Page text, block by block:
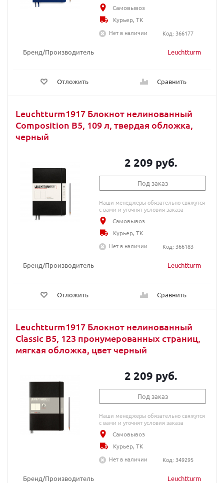
Бренд/Производитель Leuchtturm
Отложить Сравнить
Самовывоз
Курьер, ТК
Нет в наличии
Код: 366177
Leuchtturm1917 Блокнот нелинованный
Composition B5, 109 л, твердая обложка,
черный
Бренд/Производитель Leuchtturm
Отложить Сравнить
2 209 руб.
Под заказ
Наши менеджеры обязательно свяжутся
с вами и уточнят условия заказа
Самовывоз
Курьер, ТК
Нет в наличии
Код: 366183
Leuchtturm1917 Блокнот нелинованный
Classic B5, 123 пронумерованных страниц,
мягкая обложка, цвет черный
Бренд/Производитель Leuchtturm
2 209 руб.
Под заказ
Наши менеджеры обязательно свяжутся
с вами и уточнят условия заказа
Самовывоз
Курьер, ТК
Нет в наличии
Код: 349295